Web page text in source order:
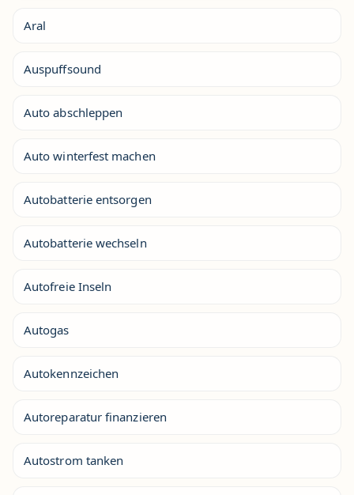
Aral
Auspuffsound
Auto abschleppen
Auto winterfest machen
Autobatterie entsorgen
Autobatterie wechseln
Autofreie Inseln
Autogas
Autokennzeichen
Autoreparatur finanzieren
Autostrom tanken